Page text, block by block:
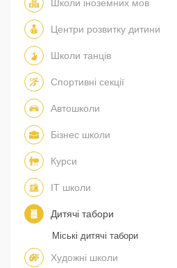
Школи іноземних мов
Центри розвитку дитини
Школи танців
Спортивні секції
Автошколи
Бізнес школи
Курси
IT школи
Дитячі табори
Міські дитячі табори
Художні школи